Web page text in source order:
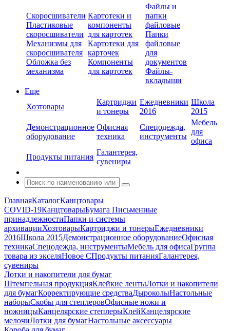
Скоросшиватели
Пластиковые
скоросшиватели
Механизмы для
скоросшивателя
Обложка без
механизма
Картотеки и
компоненты
для картотек
Картотеки для
карточек
Компоненты
для картотек
Файлы и
папки
файловые
Папки
файловые
для
документов
Файлы-
вкладыши
Еще
Хозтовары
Картриджи
и тонеры
Ежедневники
2016
Школа
2015
Демонстрационное
оборудование
Офисная
техника
Спецодежда,
инструменты
Мебель
для
офиса
Продукты питания
Галантерея,
сувениры
ГлавнаяКаталогКанцтовары
COVID-19КанцтоварыБумага Письменные
принадлежностиПапки и системы
архивацииХозтоварыКартриджи и тонерыЕжедневники
2016Школа 2015Демонстрационное оборудованиеОфисная
техникаСпецодежда, инструментыМебель для офисаГруппа
товара из экселяНовое СПродукты питанияГалантерея,
сувениры
Лотки и накопители для бумаг
Штемпельная продукцияКлейкие лентыЛотки и накопители
для бумагКорректирующие средстваДыроколыНастольные
наборыСкобы для степлеровОфисные ножи и
ножницыКанцелярские степлерыКлейКанцелярские
мелочиЛотки для бумагНастольные аксессуары